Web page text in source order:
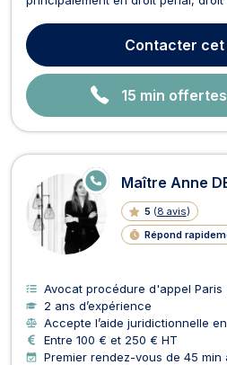
Panthéon-Assas en droit
ses compétences au service de la
Contacter
15 min
Maître Anne
5 (8 avis)
Répond
E
N
LI
G
N
E
Avocat procédure d'appel Paris
2 ans d’expérience
Accepte l’aide juridictionnelle
Entre 100 € et 250 € HT
Premier rendez-vous de 45 min